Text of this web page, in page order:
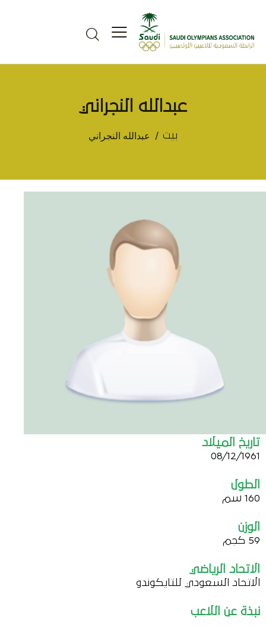
عبدالله النجراني
بيت عبدالله النجراني
تاريخ الميلاد
08/12/1961
الطول
160 سم
الوزن
59 كجم
الاتحاد الرياضي
الاتحاد السعودي للتايكوندو
نبذة عن اللاعب